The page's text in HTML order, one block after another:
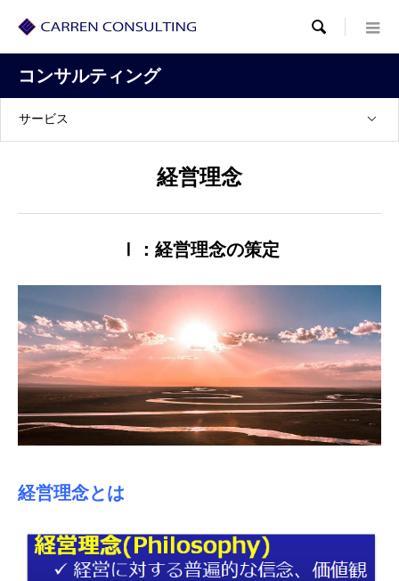

コンサルティング
サービス
経営理念
Ⅰ：経営理念の策定
経営理念とは